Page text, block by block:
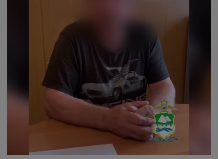
Статьи, обзоры
Войти
Регистрация